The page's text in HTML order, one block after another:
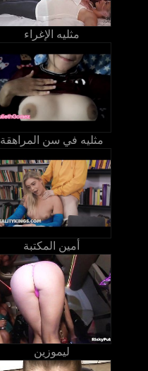
مثليه الإغراء
مثليه في سن المراهقة
أمين المكتبة
ليموزين